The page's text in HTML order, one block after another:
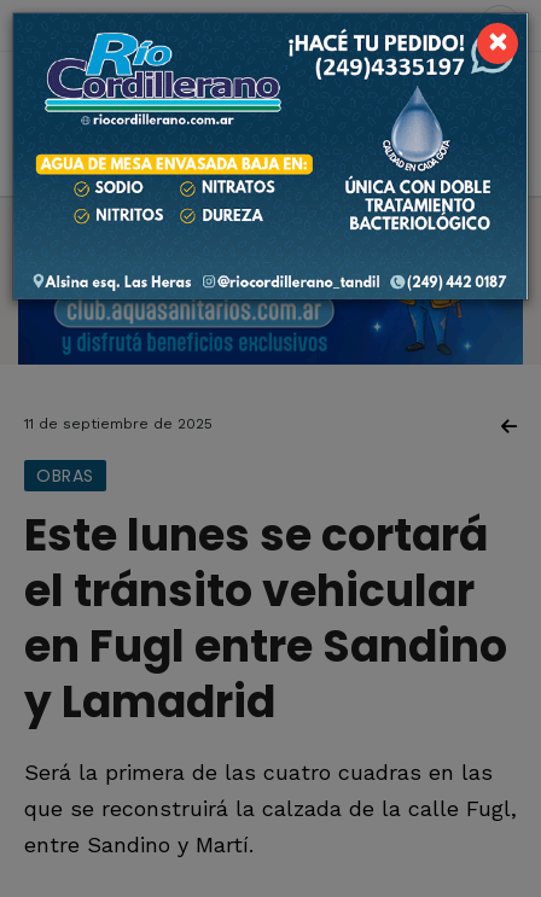
2.4 ºC
11 de septiembre de 2025
OBRAS
Este lunes se cortará
el tránsito vehicular
en Fugl entre Sandino
y Lamadrid
Será la primera de las cuatro cuadras en las
que se reconstruirá la calzada de la calle Fugl,
entre Sandino y Martí.
×